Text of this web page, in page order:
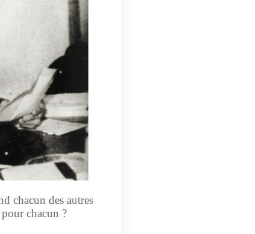
chacun des autres
chacun ?